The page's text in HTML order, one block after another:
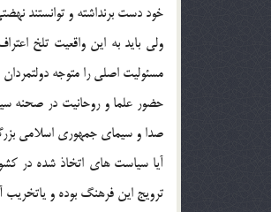
خود دست برنداشته و توانستند
ولي بايد به اين واقعيت تلخ
مسئوليت اصلي را متوجه
حضور علما و روحانيت در صحنه
صدا و سيماي جمهوري اسلامي
آيا سياست هاي اتخاذ شده در
ترويج اين فرهنگ بوده و ياتخريب